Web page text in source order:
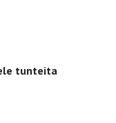
tunteita